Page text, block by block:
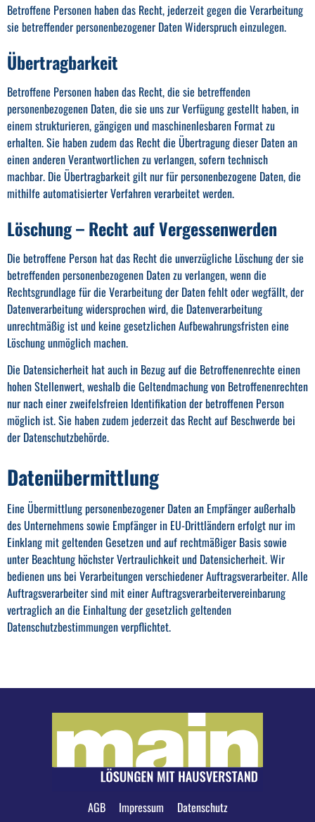
Betroffene Personen haben das Recht, jederzeit gegen die Verarbeitung
sie betreffender personenbezogener Daten Widerspruch einzulegen.
Übertragbarkeit
Betroffene Personen haben das Recht, die sie betreffenden
personenbezogenen Daten, die sie uns zur Verfügung gestellt haben, in
einem strukturieren, gängigen und maschinenlesbaren Format zu
erhalten. Sie haben zudem das Recht die Übertragung dieser Daten an
einen anderen Verantwortlichen zu verlangen, sofern technisch
machbar. Die Übertragbarkeit gilt nur für personenbezogene Daten, die
mithilfe automatisierter Verfahren verarbeitet werden.
Löschung – Recht auf Vergessenwerden
Die betroffene Person hat das Recht die unverzügliche Löschung der sie
betreffenden personenbezogenen Daten zu verlangen, wenn die
Rechtsgrundlage für die Verarbeitung der Daten fehlt oder wegfällt, der
Datenverarbeitung widersprochen wird, die Datenverarbeitung
unrechtmäßig ist und keine gesetzlichen Aufbewahrungsfristen eine
Löschung unmöglich machen.
Die Datensicherheit hat auch in Bezug auf die Betroffenenrechte einen
hohen Stellenwert, weshalb die Geltendmachung von Betroffenenrechten
nur nach einer zweifelsfreien Identifikation der betroffenen Person
möglich ist. Sie haben zudem jederzeit das Recht auf Beschwerde bei
der Datenschutzbehörde.
Datenübermittlung
Eine Übermittlung personenbezogener Daten an Empfänger außerhalb
des Unternehmens sowie Empfänger in EU-Drittländern erfolgt nur im
Einklang mit geltenden Gesetzen und auf rechtmäßiger Basis sowie
unter Beachtung höchster Vertraulichkeit und Datensicherheit. Wir
bedienen uns bei Verarbeitungen verschiedener Auftragsverarbeiter. Alle
Auftragsverarbeiter sind mit einer Auftragsverarbeitervereinbarung
vertraglich an die Einhaltung der gesetzlich geltenden
Datenschutzbestimmungen verpflichtet.
AGB Impressum Datenschutz